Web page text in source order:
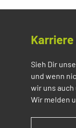
Karriere
Sieh Dir
und wenn
wir uns
Wir melden